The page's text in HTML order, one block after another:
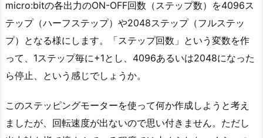
micro:bitの各出力のON-OFF回数（ステップ数）を4096ス
テップ（ハーフステップ）や2048ステップ（フルステッ
プ）となる様にします。「ステップ回数」という変数を作
って、1ステップ毎に+1とし、4096あるいは2048になった
ら停止、という感じでしょうか。
このステッピングモーターを使って何か作成しようと考え
ましたが、回転速度が出ないので思い付きません。ただし